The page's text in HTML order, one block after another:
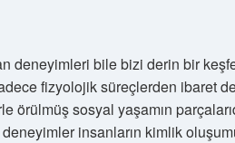
deneyimleri bile bizi derin bir
fizyolojik süreçlerden ibaret
sosyal yaşamın
insanların kimlik